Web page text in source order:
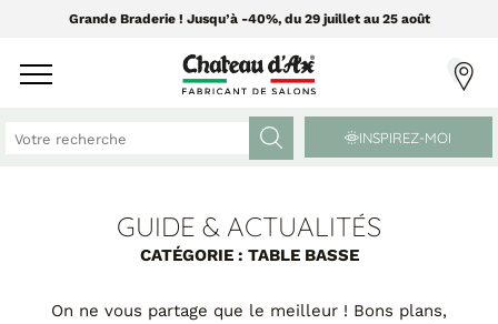
Grande Braderie ! Jusqu’à -40%, du 29 juillet au 25 août
CANAPÉS ET FAUTEUILS
MEUBLES ET DÉCO
PAR CATÉGORIE
INSPIREZ-MOI
GUIDE & ACTUALITÉS
CATÉGORIE : TABLE BASSE
On ne vous partage que le meilleur ! Bons plans,